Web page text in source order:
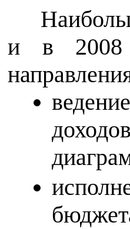
и в 2008